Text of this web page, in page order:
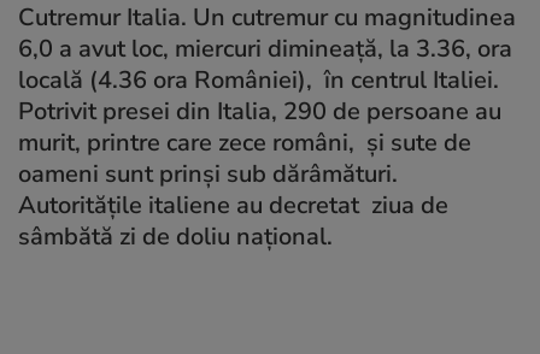
Cutremur Italia. Un cutremur cu magnitudinea
6,0 a avut loc, miercuri dimineață, la 3.36, ora
locală (4.36 ora României), în centrul Italiei.
Potrivit presei din Italia, 290 de persoane au
murit, printre care zece români, și sute de
oameni sunt prinși sub dărâmături.
Autoritățile italiene au decretat ziua de
sâmbătă zi de doliu național.